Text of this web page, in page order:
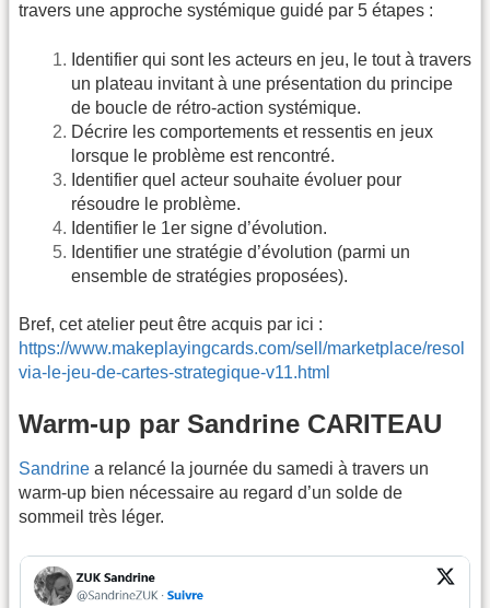
travers une approche systémique guidé par 5 étapes :
Identifier qui sont les acteurs en jeu, le tout à travers
un plateau invitant à une présentation du principe
de boucle de rétro-action systémique.
Décrire les comportements et ressentis en jeux
lorsque le problème est rencontré.
Identifier quel acteur souhaite évoluer pour
résoudre le problème.
Identifier le 1er signe d’évolution.
Identifier une stratégie d’évolution (parmi un
ensemble de stratégies proposées).
Bref, cet atelier peut être acquis par ici :
https://www.makeplayingcards.com/sell/marketplace/resol
via-le-jeu-de-cartes-strategique-v11.html
Warm-up par Sandrine CARITEAU
Sandrine a relancé la journée du samedi à travers un
warm-up bien nécessaire au regard d’un solde de
sommeil très léger.